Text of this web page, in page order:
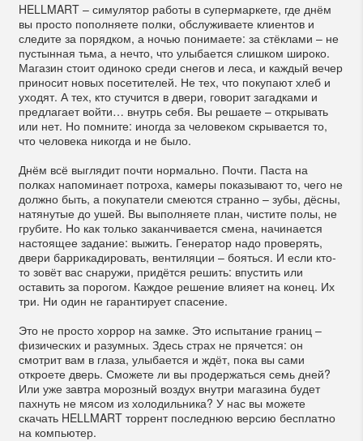
HELLMART – симулятор работы в супермаркете, где днём
вы просто пополняете полки, обслуживаете клиентов и
следите за порядком, а ночью понимаете: за стёклами – не
пустынная тьма, а нечто, что улыбается слишком широко.
Магазин стоит одиноко среди снегов и леса, и каждый вечер
приносит новых посетителей. Не тех, что покупают хлеб и
уходят. А тех, кто стучится в двери, говорит загадками и
предлагает войти… внутрь себя. Вы решаете – открывать
или нет. Но помните: иногда за человеком скрывается то,
что человека никогда и не было.
Днём всё выглядит почти нормально. Почти. Паста на
полках напоминает потроха, камеры показывают то, чего не
должно быть, а покупатели смеются странно – зубы, дёсны,
натянутые до ушей. Вы выполняете план, чистите полы, не
грубите. Но как только заканчивается смена, начинается
настоящее задание: выжить. Генератор надо проверять,
двери баррикадировать, вентиляции – бояться. И если кто-
то зовёт вас снаружи, придётся решить: впустить или
оставить за порогом. Каждое решение влияет на конец. Их
три. Ни один не гарантирует спасение.
Это не просто хоррор на замке. Это испытание границ –
физических и разумных. Здесь страх не прячется: он
смотрит вам в глаза, улыбается и ждёт, пока вы сами
откроете дверь. Сможете ли вы продержаться семь дней?
Или уже завтра морозный воздух внутри магазина будет
пахнуть не мясом из холодильника? У нас вы можете
скачать HELLMART торрент последнюю версию бесплатно
на компьютер.